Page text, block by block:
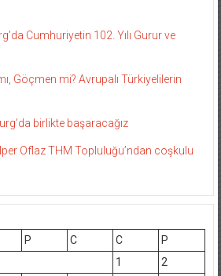
Cumhuriyetin 102. Yılı Gurur ve
Göçmen mi? Avrupalı Türkiyelilerin
birlikte başaracağız
Oflaz THM Topluluğu’ndan coşkulu
P C C
P
1
2